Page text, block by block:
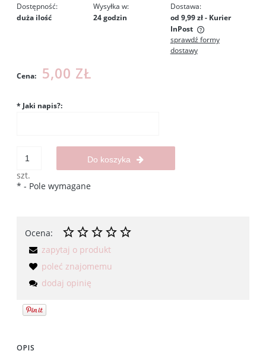
Dostępność:
duża ilość
Wysyłka w:
24 godzin
Dostawa:
od 9,99 zł- Kurier
InPost
Cena nie zawiera ewentualnych kosztów płatności
sprawdź formy
dostawy
Cena: 5,00 ZŁ
* Jaki napis?:
szt.
Do koszyka
* - Pole wymagane
Ocena:
zapytaj o produkt
poleć znajomemu
dodaj opinię
OPIS